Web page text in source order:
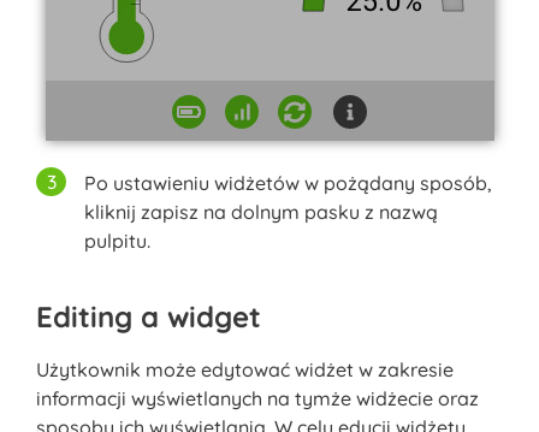
Po ustawieniu widżetów w pożądany sposób,
kliknij zapisz na dolnym pasku z nazwą
pulpitu.
Editing a widget
Użytkownik może edytować widżet w zakresie
informacji wyświetlanych na tymże widżecie oraz
sposobu ich wyświetlania. W celu edycji widżetu